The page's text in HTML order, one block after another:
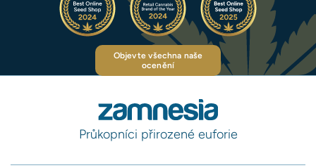
Objevte všechna naše
ocenění
Průkopníci přirozené euforie